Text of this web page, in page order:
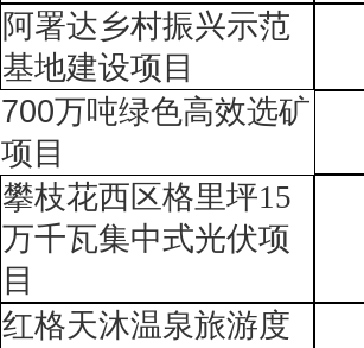
阿署达乡村振兴示范
基地建设项目
700万吨绿色高效选矿
项目
攀枝花西区格里坪15
万千瓦集中式光伏项
目
红格天沐温泉旅游度